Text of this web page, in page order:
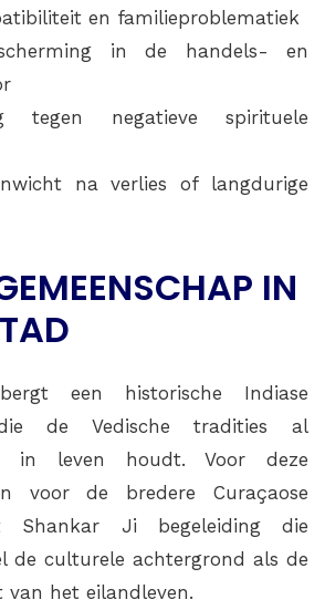
en familieproblematiek
in de handels- en
tegen negatieve spirituele
na verlies of langdurige
IN
een historische Indiase
die de Vedische tradities al
in leven houdt. Voor deze
voor de bredere Curaçaose
Shankar Ji begeleiding die
de culturele achtergrond als de
van het eilandleven.